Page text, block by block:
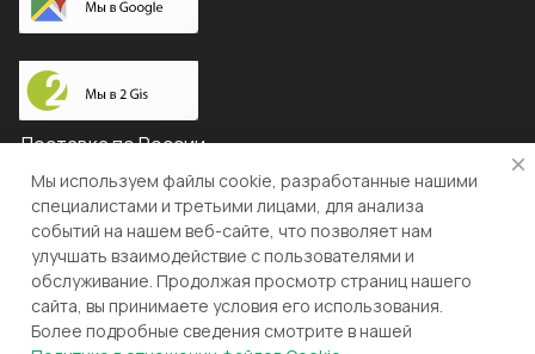
Доставка по России
© 2026 "ЛЕВША"
Конфиденциальность
Оферта
Разработка и поддержка gianit.ru
Мы используем файлы cookie, разработанные нашими
специалистами и третьими лицами, для анализа
событий на нашем веб-сайте, что позволяет нам
улучшать взаимодействие с пользователями и
обслуживание. Продолжая просмотр страниц нашего
сайта, вы принимаете условия его использования.
Более подробные сведения смотрите в нашей